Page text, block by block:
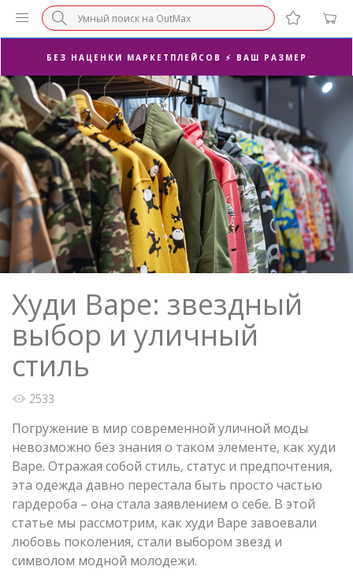
БЕЗ НАЦЕНКИ МАРКЕТПЛЕЙСОВ ⚡ ВАШ РАЗМЕР
3-Я ПАРА В ПОДАРОК 🎁
ПОСЛЕДНИЕ РАЗМЕРЫ ОТ 1500₽⚡️
СУПЕРАКЦИЯ 🔥 2-Я ПАРА -50%
Худи Bape: звездный
выбор и уличный
стиль
2533
Погружение в мир современной уличной моды
невозможно без знания о таком элементе, как худи
Bape. Отражая собой стиль, статус и предпочтения,
эта одежда давно перестала быть просто частью
гардероба – она стала заявлением о себе. В этой
статье мы рассмотрим, как худи Bape завоевали
любовь поколения, стали выбором звезд и
символом модной молодежи.